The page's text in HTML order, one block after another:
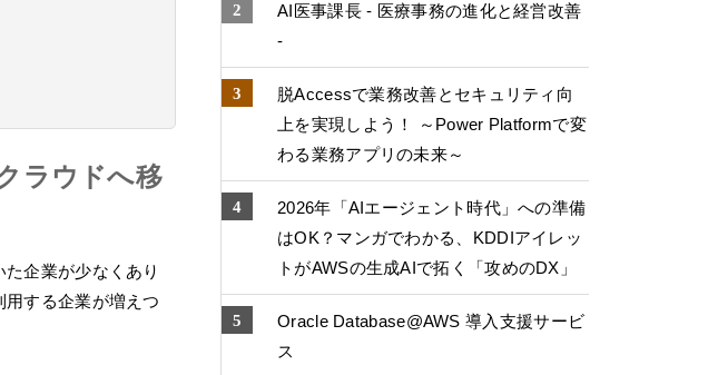
ラウドへ移
企業が少なくあり
する企業が増えつ
AI医事課長 - 医療事務の進化と経営改善
-
脱Accessで業務改善とセキュリティ向
上を実現しよう！ ～Power Platformで変
わる業務アプリの未来～
2026年「AIエージェント時代」への準備
はOK？マンガでわかる、KDDIアイレッ
トがAWSの生成AIで拓く「攻めのDX」
Oracle Database@AWS 導入支援サービ
ス